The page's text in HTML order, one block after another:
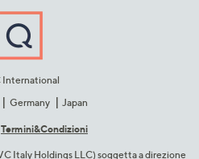
International
Germany Japan
Termini&C​ondizioni
Italy Holdings LLC) soggetta a direzione